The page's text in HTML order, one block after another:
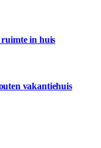
in huis
vakantiehuis